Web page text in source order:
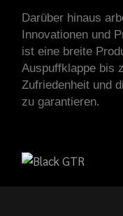
Darüber hinaus
Innovationen und
ist eine breite
Auspuffklappe bis
Zufriedenheit und
zu garantieren.